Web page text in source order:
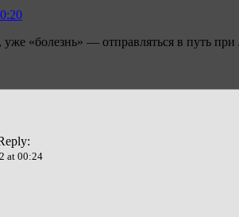
уже «болезнь» — отправляться в путь
at 00:24